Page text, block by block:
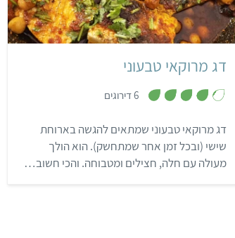
דג מרוקאי טבעוני
6 דירוגים
מ
ו
ך
5
דג מרוקאי טבעוני שמתאים להגשה בארוחת
שישי (ובכל זמן אחר שמתחשק). הוא הולך
מעולה עם חלה, חצילים ומטבוחה. והכי חשוב…